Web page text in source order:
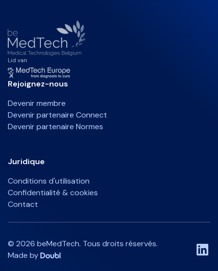
Lid van
Rejoignez-nous
Devenir membre
Devenir partenaire Connect
Devenir partenaire Normes
Juridique
Conditions d'utilisation
Confidentialité & cookies
Contact
© 2026 beMedTech. Tous droits réservés.
Made by